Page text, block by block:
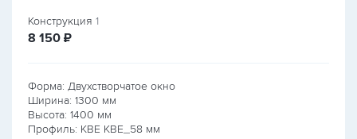
Конструкция 1
8 150 руб.
₽
Форма: Двухстворчатое окно
Ширина: 1300 мм
Высота: 1400 мм
Профиль: KBE КВЕ_58 мм